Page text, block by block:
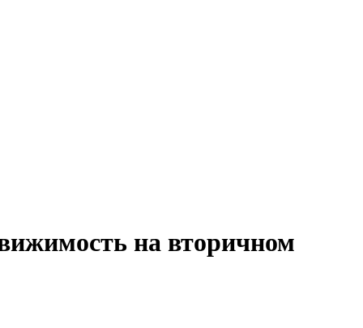
на вторичном